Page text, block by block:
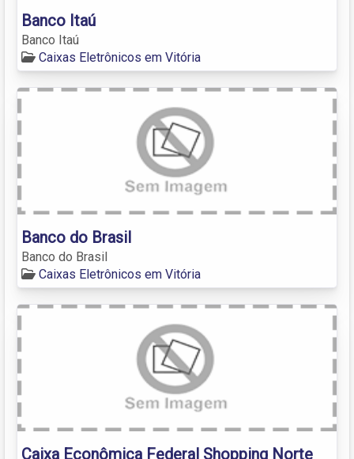
Banco Itaú
Banco Itaú
Caixas Eletrônicos em Vitória
Banco do Brasil
Banco do Brasil
Caixas Eletrônicos em Vitória
Caixa Econômica Federal Shopping Norte